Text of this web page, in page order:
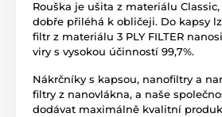
Rouška je ušita z materiálu
dobře přiléhá k obličeji. Do kapsy
filtr z materiálu 3 PLY FILTER
viry s vysokou účinností 99,7%.
Nákrčníky s kapsou, nanofiltry a
filtry z nanovlákna, a naše
dodávat maximálně kvalitní